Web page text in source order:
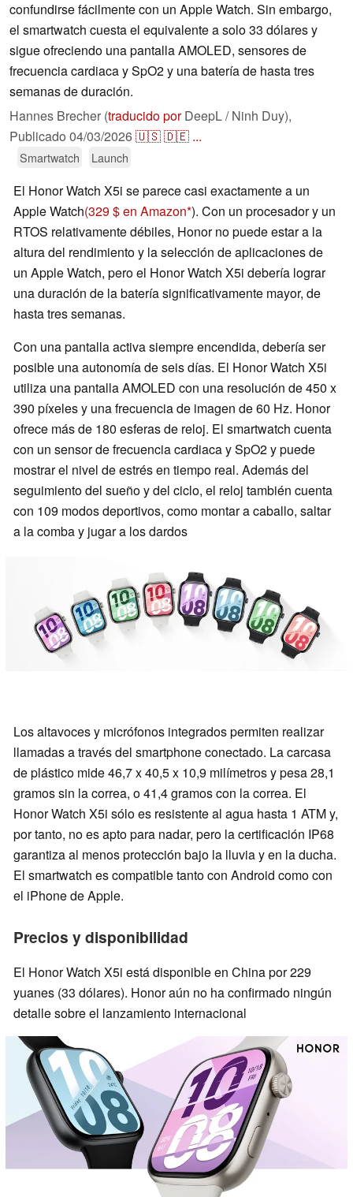
confundirse fácilmente con un Apple Watch. Sin embargo,
el smartwatch cuesta el equivalente a solo 33 dólares y
sigue ofreciendo una pantalla AMOLED, sensores de
frecuencia cardiaca y SpO2 y una batería de hasta tres
semanas de duración.
Hannes Brecher (traducido porDeepL / Ninh Duy),
Publicado 04/03/2026🇺🇸🇩🇪 ...
Smartwatch Launch
El Honor Watch X5i se parece casi exactamente a un
Apple Watch(329 $ en Amazon ). Con un procesador y un
RTOS relativamente débiles, Honor no puede estar a la
altura del rendimiento y la selección de aplicaciones de
un Apple Watch, pero el Honor Watch X5i debería lograr
una duración de la batería significativamente mayor, de
hasta tres semanas.
Con una pantalla activa siempre encendida, debería ser
posible una autonomía de seis días. El Honor Watch X5i
utiliza una pantalla AMOLED con una resolución de 450 x
390 píxeles y una frecuencia de imagen de 60 Hz. Honor
ofrece más de 180 esferas de reloj. El smartwatch cuenta
con un sensor de frecuencia cardiaca y SpO2 y puede
mostrar el nivel de estrés en tiempo real. Además del
seguimiento del sueño y del ciclo, el reloj también cuenta
con 109 modos deportivos, como montar a caballo, saltar
a la comba y jugar a los dardos
Los altavoces y micrófonos integrados permiten realizar
llamadas a través del smartphone conectado. La carcasa
de plástico mide 46,7 x 40,5 x 10,9 milímetros y pesa 28,1
gramos sin la correa, o 41,4 gramos con la correa. El
Honor Watch X5i sólo es resistente al agua hasta 1 ATM y,
por tanto, no es apto para nadar, pero la certificación IP68
garantiza al menos protección bajo la lluvia y en la ducha.
El smartwatch es compatible tanto con Android como con
el iPhone de Apple.
Precios y disponibilidad
El Honor Watch X5i está disponible en China por 229
yuanes (33 dólares). Honor aún no ha confirmado ningún
detalle sobre el lanzamiento internacional